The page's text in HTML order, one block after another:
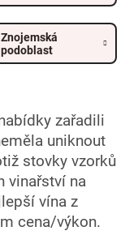
zařadili
uniknout
stovky vzorků
vinařství na
vína z
cena/výkon.
Znojemská
podoblast